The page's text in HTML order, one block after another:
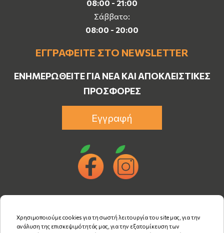
08:00 - 21:00
Σάββατο:
08:00 - 20:00
ΕΓΓΡΑΦΕΊΤΕ ΣΤΟ NEWSLETTER
ΕΝΗΜΕΡΩΘΕΊΤΕ ΓΙΑ ΝΈΑ ΚΑΙ ΑΠΟΚΛΕΙΣΤΙΚΈΣ
ΠΡΟΣΦΟΡΈΣ
Εγγραφή
Χρησιμοποιούμε cookies για τη σωστή λειτουργία του site μας, για την
ανάλυση της επισκεψιμότητάς μας, για την εξατομίκευση των